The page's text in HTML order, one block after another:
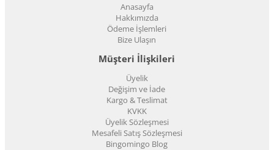
Anasayfa
Hakkımızda
Ödeme İşlemleri
Bize Ulaşın
Müşteri İlişkileri
Üyelik
Değişim ve İade
Kargo & Teslimat
KVKK
Üyelik Sözleşmesi
Mesafeli Satış Sözleşmesi
Bingomingo Blog